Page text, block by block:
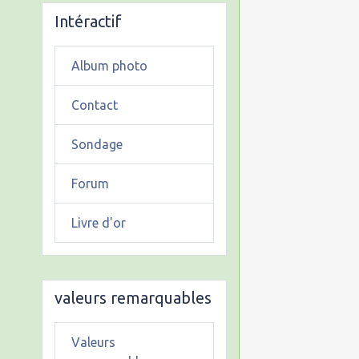
Intéractif
Album photo
Contact
Sondage
Forum
Livre d'or
valeurs remarquables
Valeurs